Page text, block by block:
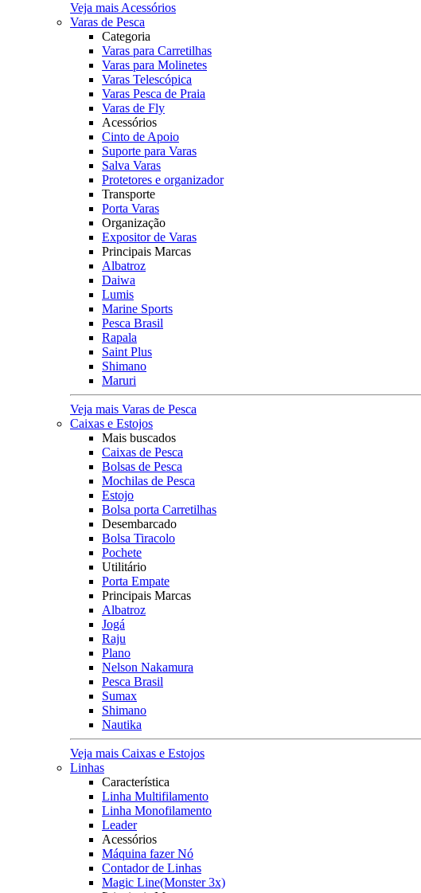
Veja mais Acessórios
Varas de Pesca
Categoria
Varas para Carretilhas
Varas para Molinetes
Varas Telescópica
Varas Pesca de Praia
Varas de Fly
Acessórios
Cinto de Apoio
Suporte para Varas
Salva Varas
Protetores e organizador
Transporte
Porta Varas
Organização
Expositor de Varas
Principais Marcas
Albatroz
Daiwa
Lumis
Marine Sports
Pesca Brasil
Rapala
Saint Plus
Shimano
Maruri
Veja mais Varas de Pesca
Caixas e Estojos
Mais buscados
Caixas de Pesca
Bolsas de Pesca
Mochilas de Pesca
Estojo
Bolsa porta Carretilhas
Desembarcado
Bolsa Tiracolo
Pochete
Utilitário
Porta Empate
Principais Marcas
Albatroz
Jogá
Raju
Plano
Nelson Nakamura
Pesca Brasil
Sumax
Shimano
Nautika
Veja mais Caixas e Estojos
Linhas
Característica
Linha Multifilamento
Linha Monofilamento
Leader
Acessórios
Máquina fazer Nó
Contador de Linhas
Magic Line(Monster 3x)